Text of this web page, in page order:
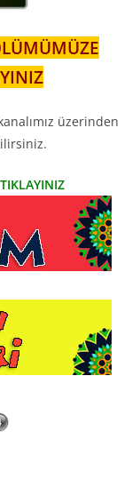
üzerinden